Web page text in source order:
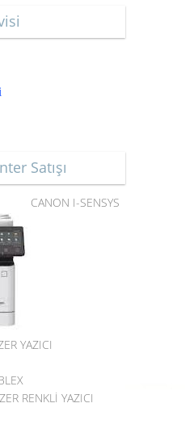
Satışı
CANON I-SENSYS
YAZICI
RENKLİ YAZICI